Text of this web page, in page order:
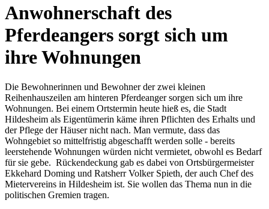
Anwohnerschaft des
Pferdeangers sorgt sich um
ihre Wohnungen
Die Bewohnerinnen und Bewohner der zwei kleinen
Reihenhauszeilen am hinteren Pferdeanger sorgen sich um ihre
Wohnungen. Bei einem Ortstermin heute hieß es, die Stadt
Hildesheim als Eigentümerin käme ihren Pflichten des Erhalts und
der Pflege der Häuser nicht nach. Man vermute, dass das
Wohngebiet so mittelfristig abgeschafft werden solle - bereits
leerstehende Wohnungen würden nicht vermietet, obwohl es Bedarf
für sie gebe. Rückendeckung gab es dabei von Ortsbürgermeister
Ekkehard Doming und Ratsherr Volker Spieth, der auch Chef des
Mietervereins in Hildesheim ist. Sie wollen das Thema nun in die
politischen Gremien tragen.